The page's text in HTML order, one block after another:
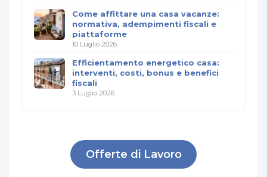
Come affittare una casa vacanze:
normativa, adempimenti fiscali e
piattaforme
10 Luglio 2026
Efficientamento energetico casa:
interventi, costi, bonus e benefici
fiscali
3 Luglio 2026
Offerte di Lavoro